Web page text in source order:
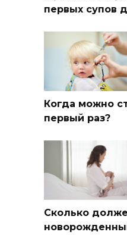
первых супов
Когда можно
первый раз?
Сколько